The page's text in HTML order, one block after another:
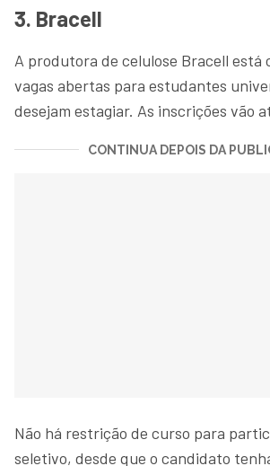
3. Bracell
A produtora de celulose Bracell está
vagas abertas para estudantes
desejam estagiar. As inscrições vão
CONTINUA DEPOIS DA
Não há restrição de curso para
seletivo, desde que o candidato